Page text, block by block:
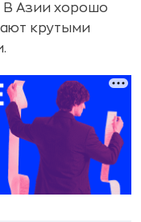
В Азии хорошо
крутыми